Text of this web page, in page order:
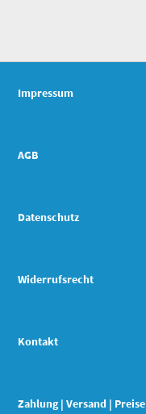
Impressum
AGB
Datenschutz
Widerrufsrecht
Kontakt
Zahlung | Versand | Preise